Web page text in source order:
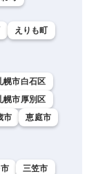
えりも町
幌市白石区
幌市厚別区
市
恵庭市
三笠市